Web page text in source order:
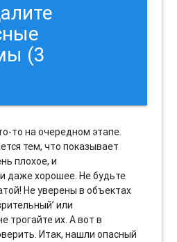
(3
то на очередном этапе.
тем, что показывает
плохое, и
даже хорошее. Не будьте
Не уверены в объектах
или
трогайте их. А вот в
Итак, нашли опасный